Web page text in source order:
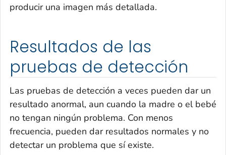
producir una imagen más detallada.
Resultados de las
pruebas de detección
Las pruebas de detección a veces pueden dar un
resultado anormal, aun cuando la madre o el bebé
no tengan ningún problema. Con menos
frecuencia, pueden dar resultados normales y no
detectar un problema que sí existe.